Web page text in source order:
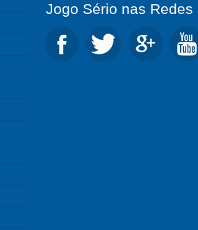
Jogo Sério nas Redes